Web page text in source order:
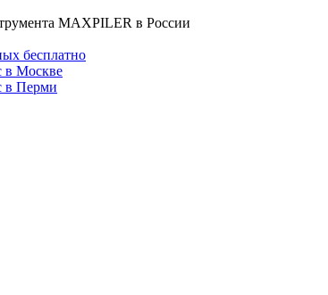
MAXPILER в России
бесплатно
в Москве
в Перми